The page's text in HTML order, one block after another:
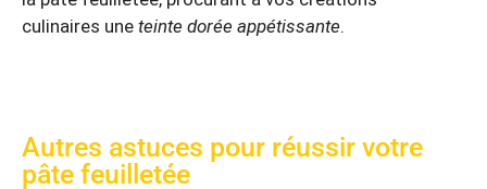
culinaires une teinte dorée appétissante.
Autres astuces pour réussir votre
pâte feuilletée